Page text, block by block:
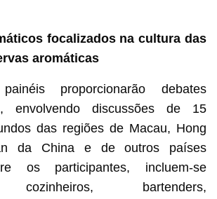
focalizados na cultura das
aromáticas
proporcionarão debates
envolvendo discussões de 15
das regiões de Macau, Hong
da China e de outros países
os participantes, incluem-se
cozinheiros, bartenders,